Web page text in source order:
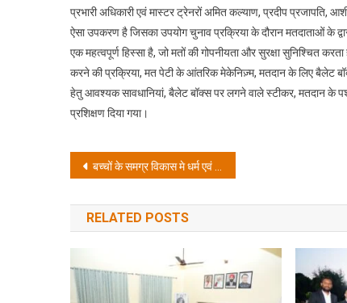
प्रभारी अधिकारी एवं मास्टर ट्रेनरों अमित कल्याण, प्रदीप प्रजापति,
ऐसा उपकरण है जिसका उपयोग चुनाव प्रक्रिया के दौरान मतदाताओं के
एक महत्वपूर्ण हिस्सा है, जो मतों की गोपनीयता और सुरक्षा सुनिश्चित
करने की प्रक्रिया, मत पेटी के आंतरिक मेकेनिज़्म, मतदान के लिए बैलेट
हेतु आवश्यक सावधानियां, बैलेट बॉक्स पर लगने वाले स्टीकर, मतदान के
प्रशिक्षण दिया गया।
Post
navigation
बच्चों के समग्र विकास मे धर्म एवं संस्कृति का प्रभाव एक शक्तिशाली माध्यम है – डा. श्रीप्रकाश मिश्र
RELATED POSTS